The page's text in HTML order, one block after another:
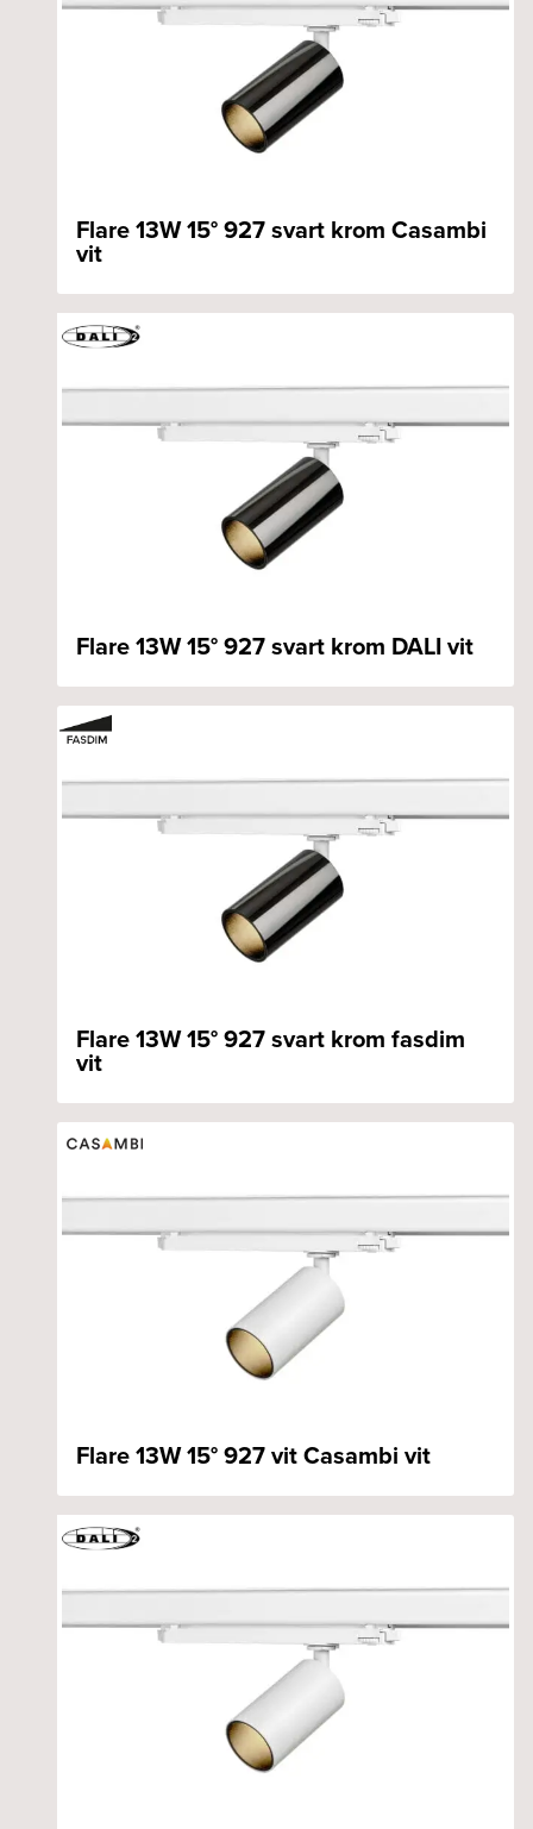
Flare 13W 15° 927 svart krom Casambi
vit
Flare 13W 15° 927 svart krom DALI vit
Flare 13W 15° 927 svart krom fasdim
vit
Flare 13W 15° 927 vit Casambi vit